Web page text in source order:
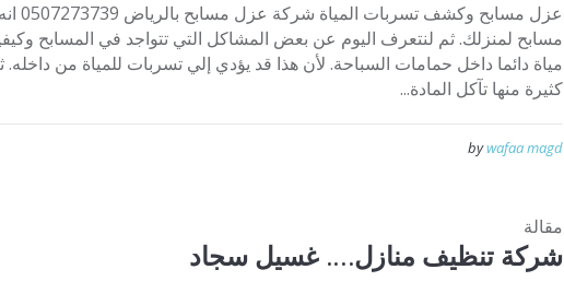
عزل
مسابح لمنزلك. ثم لنتعرف اليوم عن بعض المشاكل التي تتواجد في المسابح
مياة دائما داخل حمامات السباحة. لأن هذا قد يؤدي إلي تسربات للمياة من
كثيرة منها تآكل المادة...
bywafaa magd
مقالة
شركة تنظيف منازل…. غسيل سجاد